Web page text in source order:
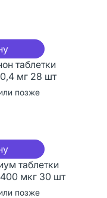
таблетки
мг 28 шт
позже
таблетки
мкг 30 шт
позже